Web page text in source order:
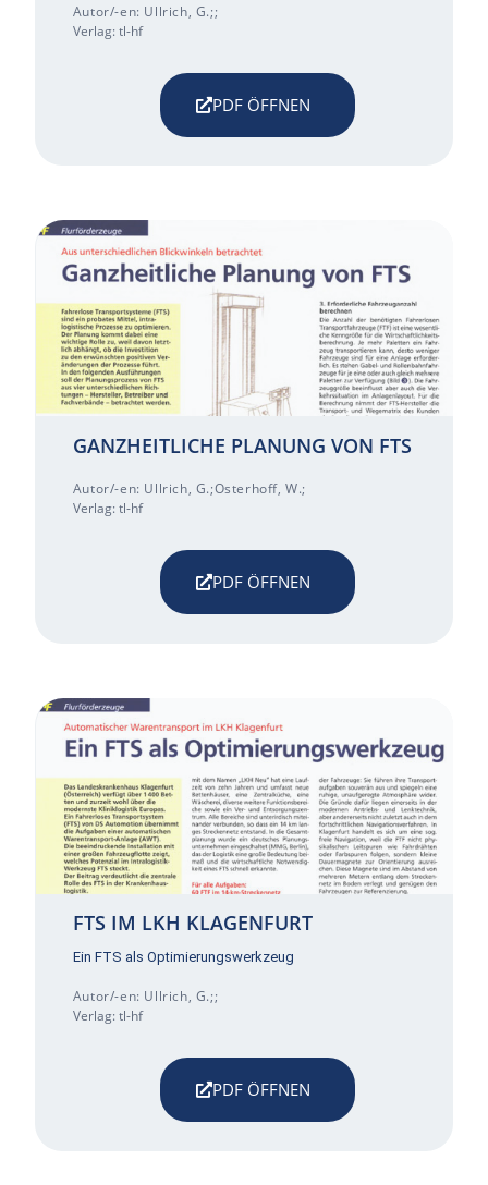
Autor/-en: Ullrich, G.;;
Verlag: tl-hf
PDF ÖFFNEN
GANZHEITLICHE PLANUNG VON FTS
Autor/-en: Ullrich, G.;Osterhoff, W.;
Verlag: tl-hf
PDF ÖFFNEN
FTS IM LKH KLAGENFURT
Ein FTS als Optimierungswerkzeug
Autor/-en: Ullrich, G.;;
Verlag: tl-hf
PDF ÖFFNEN